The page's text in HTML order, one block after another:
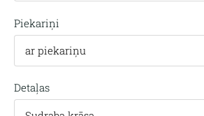
Piekariņi
Detaļas